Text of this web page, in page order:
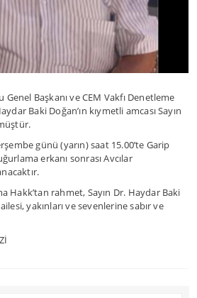
Genel Başkanı ve CEM Vakfı Denetleme
Baki Doğan’ın kıymetli amcası Sayın
günü (yarın) saat 15.00’te Garip
erkanı sonrası Avcılar
Hakk’tan rahmet, Sayın Dr. Haydar Baki
yakınları ve sevenlerine sabır ve